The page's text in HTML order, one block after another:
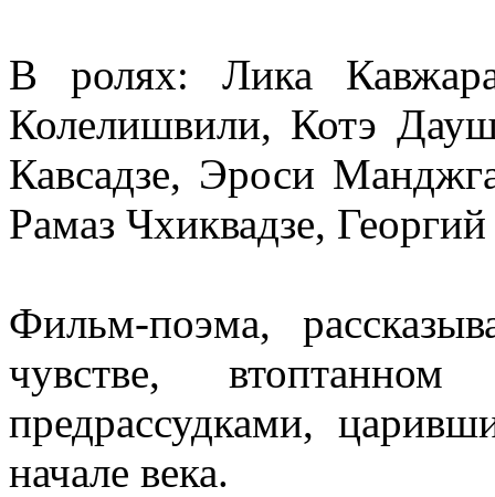
В ролях: Лика
Колелишвили, Котэ
Кавсадзе, Эроси
Рамаз Чхиквадзе, Георгий
Фильм-поэма,
чувстве,
предрассудками,
начале века.